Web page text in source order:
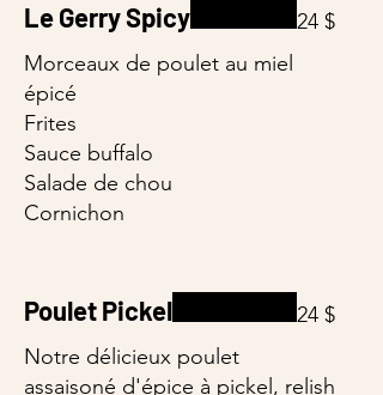
Le Gerry Spicy
Morceaux de poulet au miel
épicé
Frites
Sauce buffalo
Salade de chou
Cornichon
24 $
Poulet Pickel
Notre délicieux poulet
assaisoné d'épice à pickel, relish
24 $